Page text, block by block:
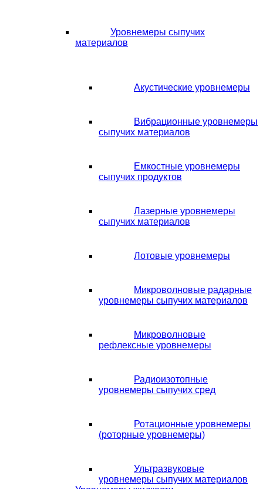
Уровнемеры сыпучих
материалов
Акустические уровнемеры
Вибрационные уровнемеры
сыпучих материалов
Емкостные уровнемеры
сыпучих продуктов
Лазерные уровнемеры
сыпучих материалов
Лотовые уровнемеры
Микроволновые радарные
уровнемеры сыпучих материалов
Микроволновые
рефлексные уровнемеры
Радиоизотопные
уровнемеры сыпучих сред
Ротационные уровнемеры
(роторные уровнемеры)
Ультразвуковые
уровнемеры сыпучих материалов